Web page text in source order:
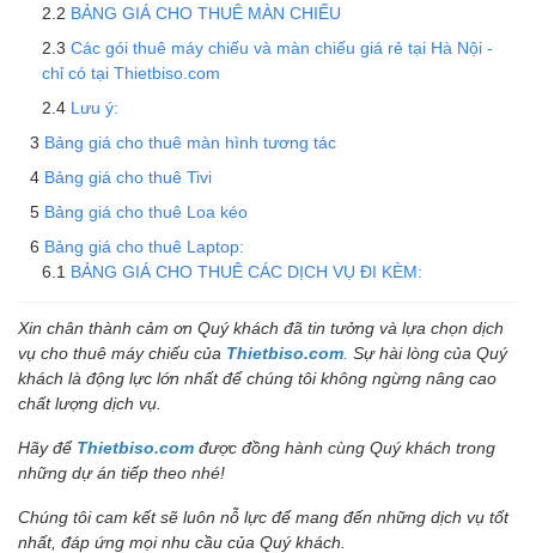
BẢNG GIÁ CHO THUÊ MÀN CHIẾU
Các gói thuê máy chiếu và màn chiếu giá rẻ tại Hà Nội -
chỉ có tại Thietbiso.com
Lưu ý:
Bảng giá cho thuê màn hình tương tác
Bảng giá cho thuê Tivi
Bảng giá cho thuê Loa kéo
Bảng giá cho thuê Laptop:
BẢNG GIÁ CHO THUÊ CÁC DỊCH VỤ ĐI KÈM:
Xin chân thành cảm ơn Quý khách đã tin tưởng và lựa chọn dịch
vụ cho thuê máy chiếu của Thietbiso.com Sự hài lòng của Quý
khách là động lực lớn nhất để chúng tôi không ngừng nâng cao
chất lượng dịch vụ.
Hãy để Thietbiso.com được đồng hành cùng Quý khách trong
những dự án tiếp theo nhé!
Chúng tôi cam kết sẽ luôn nỗ lực để mang đến những dịch vụ tốt
nhất, đáp ứng mọi nhu cầu của Quý khách.